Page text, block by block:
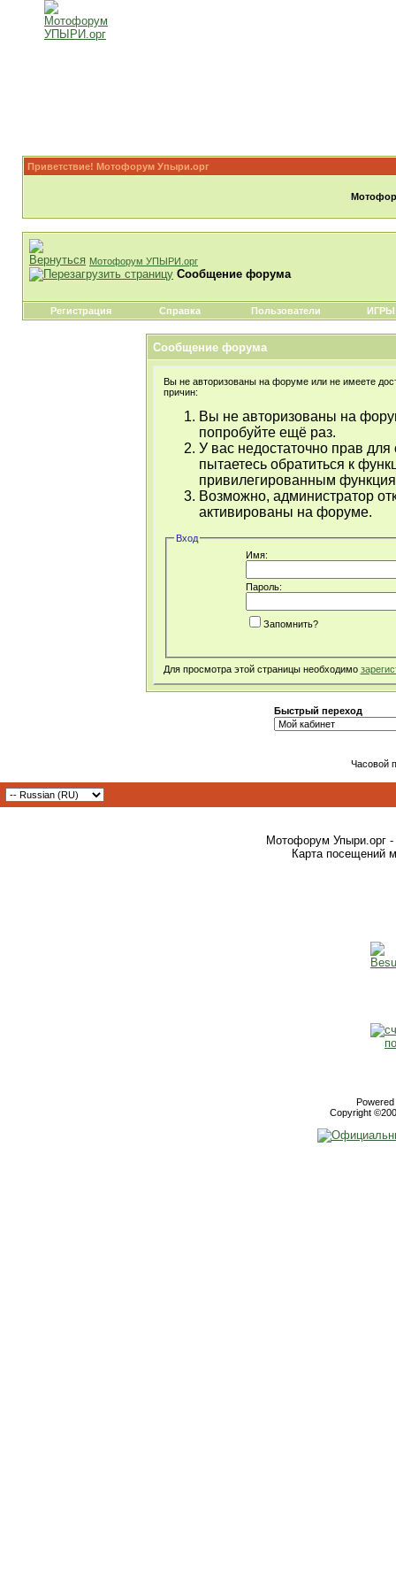
Приветствие! Мотофорум Упыри.орг
Мотофорум УПЫРИ.орг
Сообщение форума
Регистрация Справка Пользователи ИГРЫ
Сообщение форума
Вы не авторизованы на форуме или не имеете
причин:
Вы не авторизованы на
попробуйте ещё раз.
У вас недостаточно прав
пытаетесь обратиться к
привилегированным
Возможно, администратор
активированы на форуме.
Вход
Имя:
Пароль:
Запомнить?
Для просмотра этой страницы необходимо
Быстрый переход
Часовой
Мотофорум Упыри.орг -
Карта посещений
Copyright